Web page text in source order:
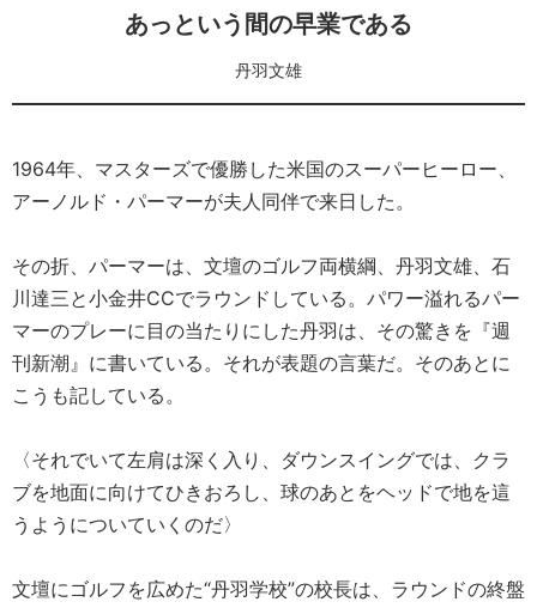
あっという間の早業である
丹羽文雄
1964年、マスターズで優勝した米国のスーパーヒーロー、
アーノルド・パーマーが夫人同伴で来日した。
その折、パーマーは、文壇のゴルフ両横綱、丹羽文雄、石
川達三と小金井CCでラウンドしている。パワー溢れるパー
マーのプレーに目の当たりにした丹羽は、その驚きを『週
刊新潮』に書いている。それが表題の言葉だ。そのあとに
こうも記している。
〈それでいて左肩は深く入り、ダウンスイングでは、クラ
ブを地面に向けてひきおろし、球のあとをヘッドで地を這
うようについていくのだ〉
文壇にゴルフを広めた“丹羽学校”の校長は、ラウンドの終盤